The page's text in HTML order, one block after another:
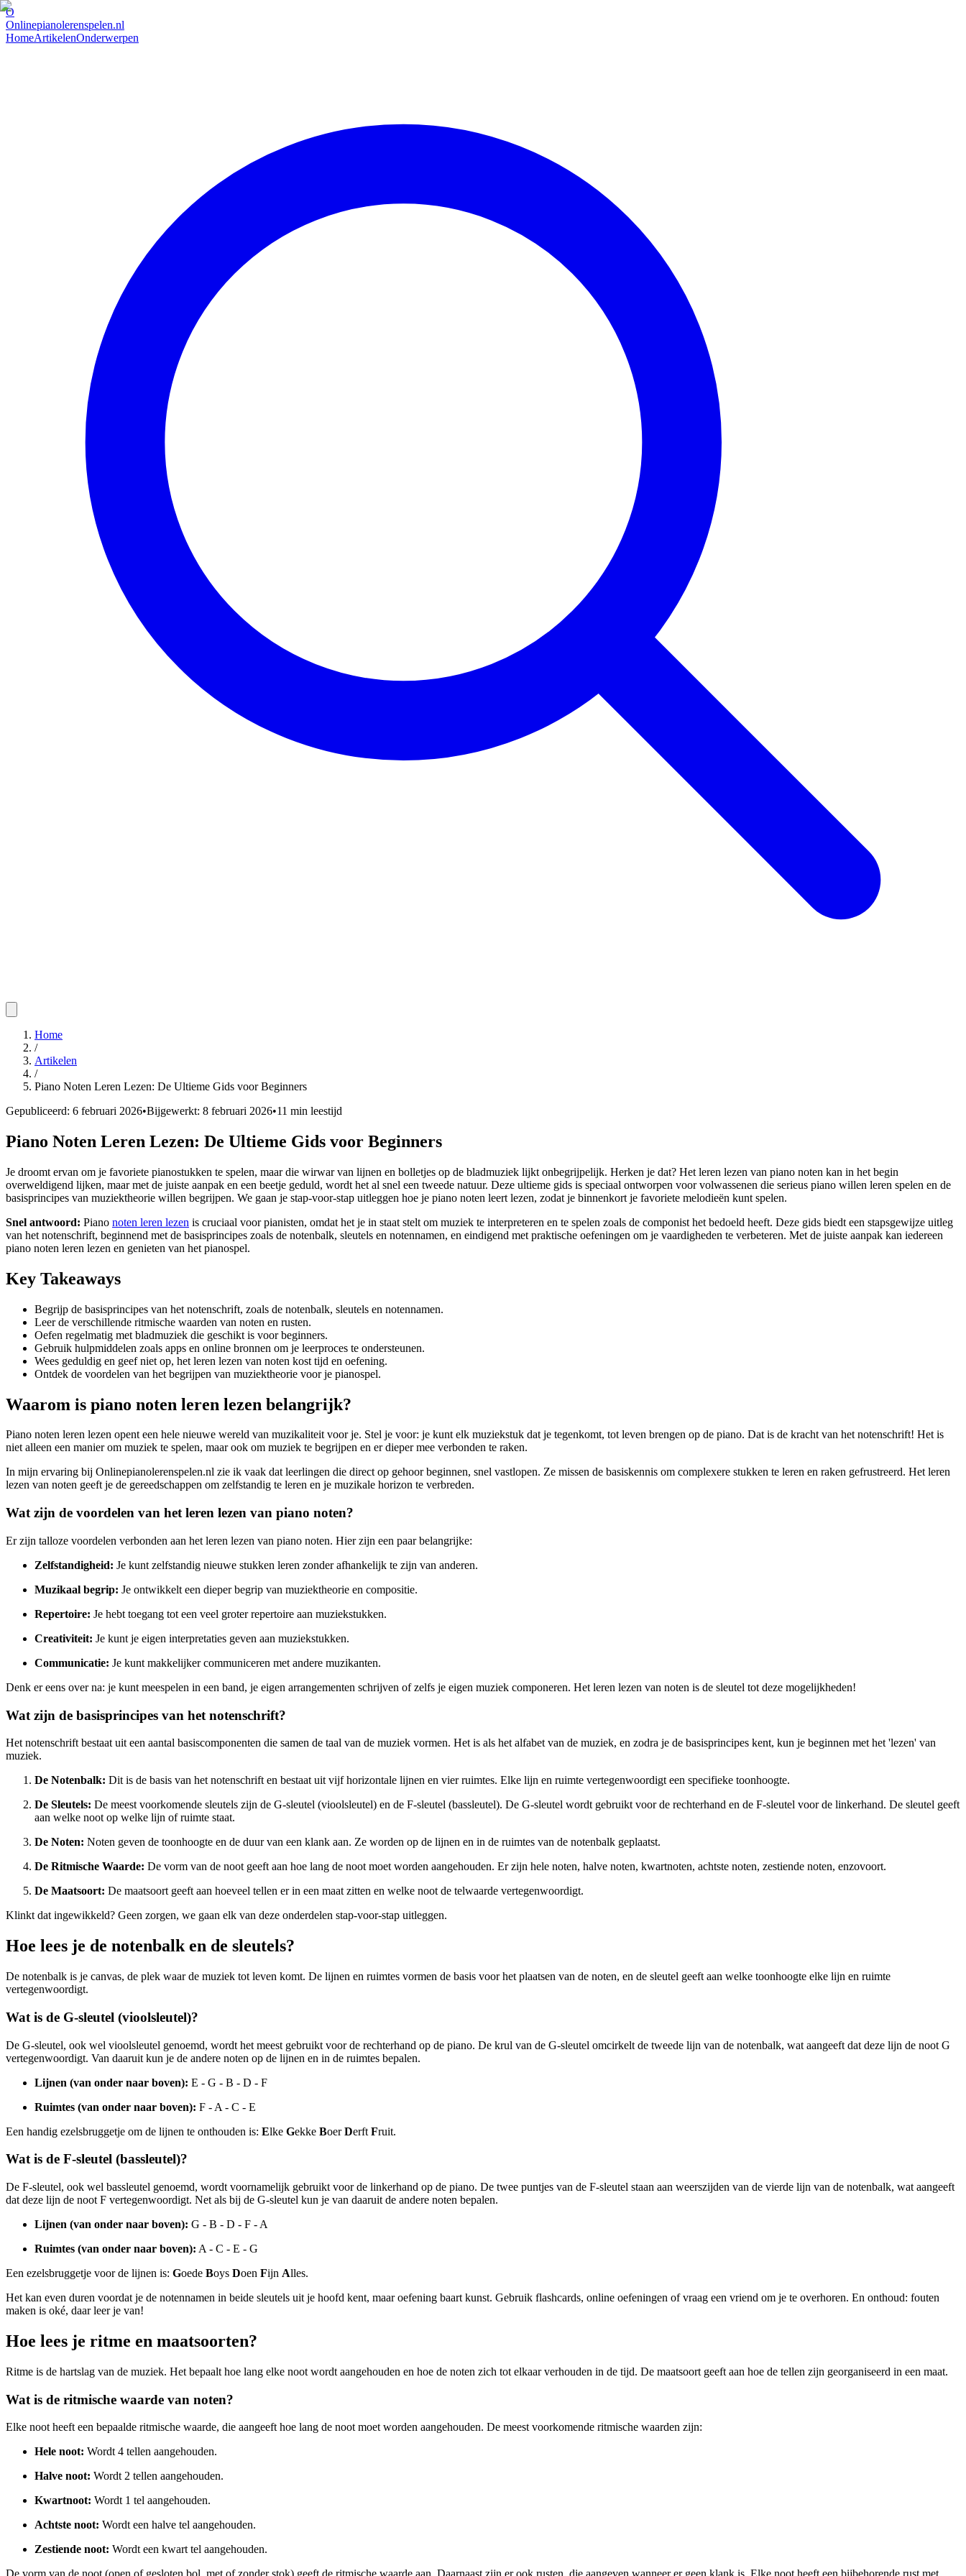
O
Onlinepianolerenspelen.nl
HomeArtikelenOnderwerpen
Home
/
Artikelen
/
Piano Noten Leren Lezen: De Ultieme Gids voor Beginners
Gepubliceerd: 6 februari 2026•Bijgewerkt: 8 februari 2026•11 min leestijd
Piano Noten Leren Lezen: De Ultieme Gids voor Beginners
Je droomt ervan om je favoriete pianostukken te spelen, maar die wirwar van lijnen en bolletjes op de bladmuziek lijkt onbegrijpelijk. Herken je dat? Het leren lezen van piano noten kan in het begin
overweldigend lijken, maar met de juiste aanpak en een beetje geduld, wordt het al snel een tweede natuur. Deze ultieme gids is speciaal ontworpen voor volwassenen die serieus piano willen leren spelen en de
basisprincipes van muziektheorie willen begrijpen. We gaan je stap-voor-stap uitleggen hoe je piano noten leert lezen, zodat je binnenkort je favoriete melodieën kunt spelen.
Snel antwoord: Piano noten leren lezen is cruciaal voor pianisten, omdat het je in staat stelt om muziek te interpreteren en te spelen zoals de componist het bedoeld heeft. Deze gids biedt een stapsgewijze uitleg
van het notenschrift, beginnend met de basisprincipes zoals de notenbalk, sleutels en notennamen, en eindigend met praktische oefeningen om je vaardigheden te verbeteren. Met de juiste aanpak kan iedereen
piano noten leren lezen en genieten van het pianospel.
Key Takeaways
Begrijp de basisprincipes van het notenschrift, zoals de notenbalk, sleutels en notennamen.
Leer de verschillende ritmische waarden van noten en rusten.
Oefen regelmatig met bladmuziek die geschikt is voor beginners.
Gebruik hulpmiddelen zoals apps en online bronnen om je leerproces te ondersteunen.
Wees geduldig en geef niet op, het leren lezen van noten kost tijd en oefening.
Ontdek de voordelen van het begrijpen van muziektheorie voor je pianospel.
Waarom is piano noten leren lezen belangrijk?
Piano noten leren lezen opent een hele nieuwe wereld van muzikaliteit voor je. Stel je voor: je kunt elk muziekstuk dat je tegenkomt, tot leven brengen op de piano. Dat is de kracht van het notenschrift! Het is
niet alleen een manier om muziek te spelen, maar ook om muziek te begrijpen en er dieper mee verbonden te raken.
In mijn ervaring bij Onlinepianolerenspelen.nl zie ik vaak dat leerlingen die direct op gehoor beginnen, snel vastlopen. Ze missen de basiskennis om complexere stukken te leren en raken gefrustreerd. Het leren
lezen van noten geeft je de gereedschappen om zelfstandig te leren en je muzikale horizon te verbreden.
Wat zijn de voordelen van het leren lezen van piano noten?
Er zijn talloze voordelen verbonden aan het leren lezen van piano noten. Hier zijn een paar belangrijke:
Zelfstandigheid: Je kunt zelfstandig nieuwe stukken leren zonder afhankelijk te zijn van anderen.
Muzikaal begrip: Je ontwikkelt een dieper begrip van muziektheorie en compositie.
Repertoire: Je hebt toegang tot een veel groter repertoire aan muziekstukken.
Creativiteit: Je kunt je eigen interpretaties geven aan muziekstukken.
Communicatie: Je kunt makkelijker communiceren met andere muzikanten.
Denk er eens over na: je kunt meespelen in een band, je eigen arrangementen schrijven of zelfs je eigen muziek componeren. Het leren lezen van noten is de sleutel tot deze mogelijkheden!
Wat zijn de basisprincipes van het notenschrift?
Het notenschrift bestaat uit een aantal basiscomponenten die samen de taal van de muziek vormen. Het is als het alfabet van de muziek, en zodra je de basisprincipes kent, kun je beginnen met het 'lezen' van
muziek.
De Notenbalk: Dit is de basis van het notenschrift en bestaat uit vijf horizontale lijnen en vier ruimtes. Elke lijn en ruimte vertegenwoordigt een specifieke toonhoogte.
De Sleutels: De meest voorkomende sleutels zijn de G-sleutel (vioolsleutel) en de F-sleutel (bassleutel). De G-sleutel wordt gebruikt voor de rechterhand en de F-sleutel voor de linkerhand. De sleutel geeft
aan welke noot op welke lijn of ruimte staat.
De Noten: Noten geven de toonhoogte en de duur van een klank aan. Ze worden op de lijnen en in de ruimtes van de notenbalk geplaatst.
De Ritmische Waarde: De vorm van de noot geeft aan hoe lang de noot moet worden aangehouden. Er zijn hele noten, halve noten, kwartnoten, achtste noten, zestiende noten, enzovoort.
De Maatsoort: De maatsoort geeft aan hoeveel tellen er in een maat zitten en welke noot de telwaarde vertegenwoordigt.
Klinkt dat ingewikkeld? Geen zorgen, we gaan elk van deze onderdelen stap-voor-stap uitleggen.
Hoe lees je de notenbalk en de sleutels?
De notenbalk is je canvas, de plek waar de muziek tot leven komt. De lijnen en ruimtes vormen de basis voor het plaatsen van de noten, en de sleutel geeft aan welke toonhoogte elke lijn en ruimte
vertegenwoordigt.
Wat is de G-sleutel (vioolsleutel)?
De G-sleutel, ook wel vioolsleutel genoemd, wordt het meest gebruikt voor de rechterhand op de piano. De krul van de G-sleutel omcirkelt de tweede lijn van de notenbalk, wat aangeeft dat deze lijn de noot G
vertegenwoordigt. Van daaruit kun je de andere noten op de lijnen en in de ruimtes bepalen.
Lijnen (van onder naar boven): E - G - B - D - F
Ruimtes (van onder naar boven): F - A - C - E
Een handig ezelsbruggetje om de lijnen te onthouden is: Elke Gekke BoerDerft Fruit.
Wat is de F-sleutel (bassleutel)?
De F-sleutel, ook wel bassleutel genoemd, wordt voornamelijk gebruikt voor de linkerhand op de piano. De twee puntjes van de F-sleutel staan aan weerszijden van de vierde lijn van de notenbalk, wat aangeeft
dat deze lijn de noot F vertegenwoordigt. Net als bij de G-sleutel kun je van daaruit de andere noten bepalen.
Lijnen (van onder naar boven): G - B - D - F - A
Ruimtes (van onder naar boven): A - C - E - G
Een ezelsbruggetje voor de lijnen is: Goede Boys Doen Fijn Alles.
Het kan even duren voordat je de notennamen in beide sleutels uit je hoofd kent, maar oefening baart kunst. Gebruik flashcards, online oefeningen of vraag een vriend om je te overhoren. En onthoud: fouten
maken is oké, daar leer je van!
Hoe lees je ritme en maatsoorten?
Ritme is de hartslag van de muziek. Het bepaalt hoe lang elke noot wordt aangehouden en hoe de noten zich tot elkaar verhouden in de tijd. De maatsoort geeft aan hoe de tellen zijn georganiseerd in een maat.
Wat is de ritmische waarde van noten?
Elke noot heeft een bepaalde ritmische waarde, die aangeeft hoe lang de noot moet worden aangehouden. De meest voorkomende ritmische waarden zijn:
Hele noot: Wordt 4 tellen aangehouden.
Halve noot: Wordt 2 tellen aangehouden.
Kwartnoot: Wordt 1 tel aangehouden.
Achtste noot: Wordt een halve tel aangehouden.
Zestiende noot: Wordt een kwart tel aangehouden.